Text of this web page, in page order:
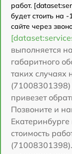
работ.
будет стоить на
сайте через
выполняется
габаритного
таких случаях
(71008301398)
привезет
Позвоните и
стоимость